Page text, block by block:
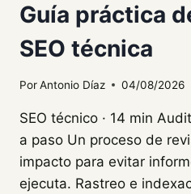
SUITE
SEO
ELEGIR
Guía práctica
SEO técnica
PorAntonio Díaz 04/08/2026
SEO técnico · 14 min
a paso Un proceso de
impacto para evitar
ejecuta. Rastreo e